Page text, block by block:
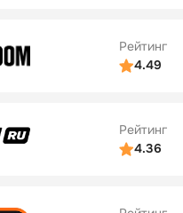
5/5
Рейтинг
4.49
5/5
Рейтинг
4.36